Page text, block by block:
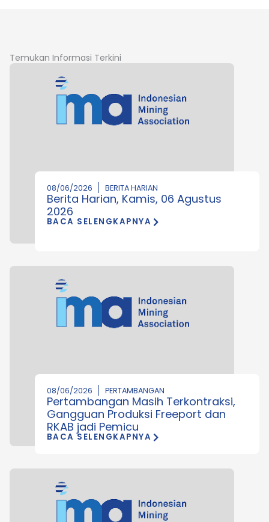
Temukan Informasi Terkini
08/06/2026 BERITA HARIAN
Berita Harian, Kamis, 06 Agustus
2026
BACA SELENGKAPNYA
08/06/2026 PERTAMBANGAN
Pertambangan Masih Terkontraksi,
Gangguan Produksi Freeport dan
RKAB jadi Pemicu
BACA SELENGKAPNYA